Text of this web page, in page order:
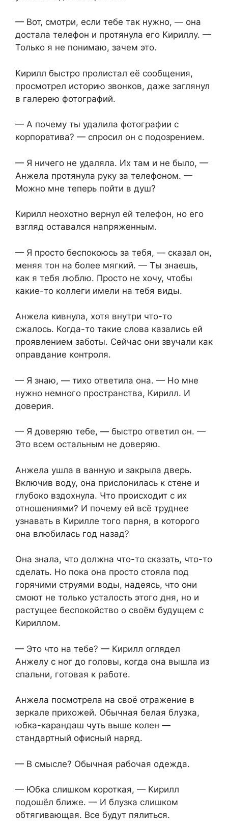
— Вот, смотри, если тебе так нужно, — она
достала телефон и протянула его Кириллу. —
Только я не понимаю, зачем это.
Кирилл быстро пролистал её сообщения,
просмотрел историю звонков, даже заглянул
в галерею фотографий.
— А почему ты удалила фотографии с
корпоратива? — спросил он с подозрением.
— Я ничего не удаляла. Их там и не было, —
Анжела протянула руку за телефоном. —
Можно мне теперь пойти в душ?
Кирилл неохотно вернул ей телефон, но его
взгляд оставался напряженным.
— Я просто беспокоюсь за тебя, — сказал он,
меняя тон на более мягкий. — Ты знаешь,
как я тебя люблю. Просто не хочу, чтобы
какие-то коллеги имели на тебя виды.
Анжела кивнула, хотя внутри что-то
сжалось. Когда-то такие слова казались ей
проявлением заботы. Сейчас они звучали как
оправдание контроля.
— Я знаю, — тихо ответила она. — Но мне
нужно немного пространства, Кирилл. И
доверия.
— Я доверяю тебе, — быстро ответил он. —
Это всем остальным не доверяю.
Анжела ушла в ванную и закрыла дверь.
Включив воду, она прислонилась к стене и
глубоко вздохнула. Что происходит с их
отношениями? И почему ей всё труднее
узнавать в Кирилле того парня, в которого
она влюбилась год назад?
Она знала, что должна что-то сказать, что-то
сделать. Но пока она просто стояла под
горячими струями воды, надеясь, что они
смоют не только усталость этого дня, но и
растущее беспокойство о своём будущем с
Кириллом.
— Это что на тебе? — Кирилл оглядел
Анжелу с ног до головы, когда она вышла из
спальни, готовая к работе.
Анжела посмотрела на своё отражение в
зеркале прихожей. Обычная белая блузка,
юбка-карандаш чуть выше колен —
стандартный офисный наряд.
— В смысле? Обычная рабочая одежда.
— Юбка слишком короткая, — Кирилл
подошёл ближе. — И блузка слишком
обтягивающая. Все будут пялиться.